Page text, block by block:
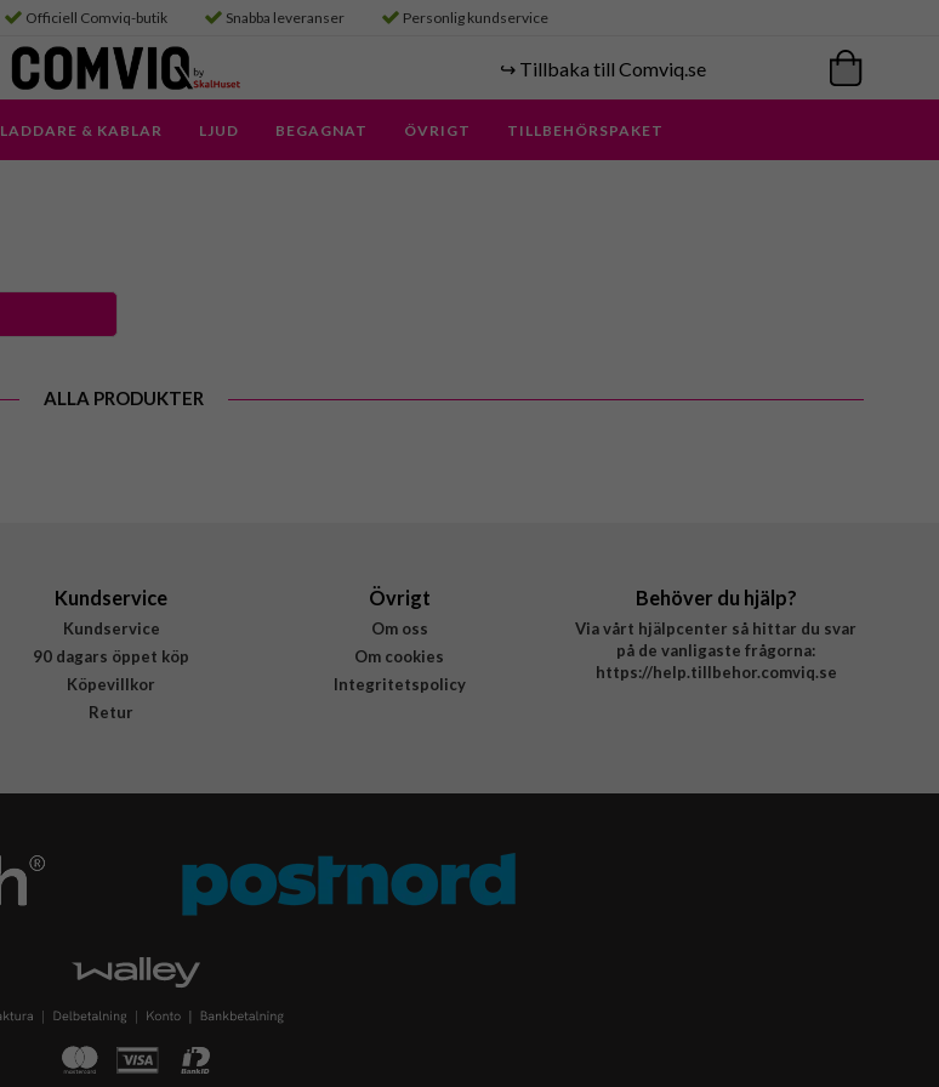
Officiell Comviq-butik Snabba leveranser Personlig kundservice
↪️ Tillbaka till Comviq.se
LADDARE & KABLAR LJUD BEGAGNAT ÖVRIGT TILLBEHÖRSPAKET
ALLA PRODUKTER
Kundservice
Kundservice
90 dagars öppet köp
Köpevillkor
Retur
Övrigt
Om oss
Om cookies
Integritetspolicy
Behöver du hjälp?
Via vårt hjälpcenter så hittar du svar
på de vanligaste frågorna:
https://help.tillbehor.comviq.se